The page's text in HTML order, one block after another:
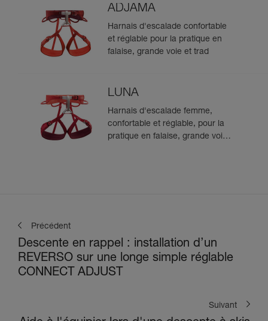
ADJAMA
Harnais d'escalade confortable
et réglable pour la pratique en
falaise, grande voie et trad
LUNA
Harnais d'escalade femme,
confortable et réglable, pour la
pratique en falaise, grande voie
Précédent
Descente en rappel : installation d’un
REVERSO sur une longe simple réglable
CONNECT ADJUST
Suivant